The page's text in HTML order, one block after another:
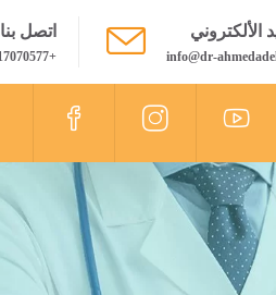
اتصل بنا
+201117070577
الألكتروني
info@dr-